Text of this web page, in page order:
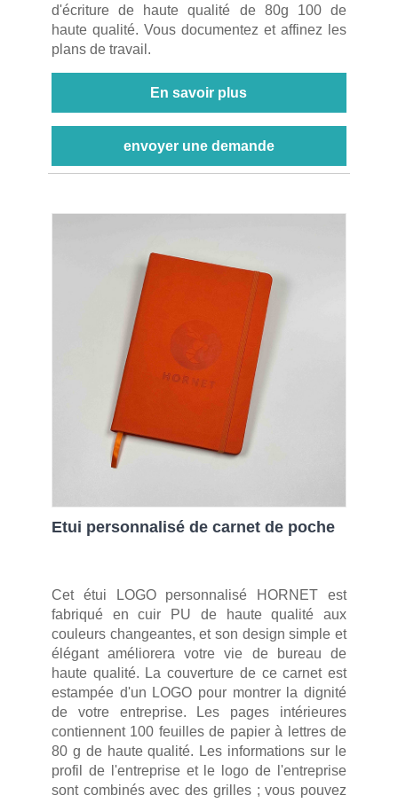
d'écriture de haute qualité de 80g 100 de
haute qualité. Vous documentez et affinez les
plans de travail.
En savoir plus
envoyer une demande
Etui personnalisé de carnet de poche
Cet étui LOGO personnalisé HORNET est
fabriqué en cuir PU de haute qualité aux
couleurs changeantes, et son design simple et
élégant améliorera votre vie de bureau de
haute qualité. La couverture de ce carnet est
estampée d'un LOGO pour montrer la dignité
de votre entreprise. Les pages intérieures
contiennent 100 feuilles de papier à lettres de
80 g de haute qualité. Les informations sur le
profil de l'entreprise et le logo de l'entreprise
sont combinés avec des grilles ; vous pouvez